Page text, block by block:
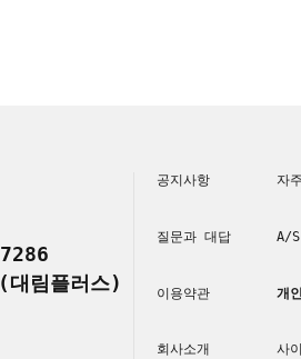
림플러스)
공지사항 자
질문과 대답 A/
이용약관 개
회사소개 사